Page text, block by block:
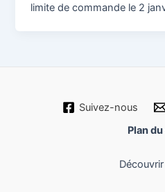
limite de commande le 2
Suivez-nous
Plan